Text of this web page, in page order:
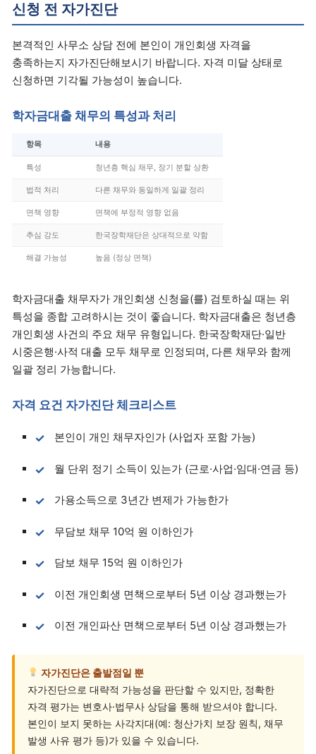
신청 전 자가진단
본격적인 사무소 상담 전에 본인이 개인회생 자격을
충족하는지 자가진단해보시기 바랍니다. 자격 미달 상태로
신청하면 기각될 가능성이 높습니다.
학자금대출 채무의 특성과 처리
항목 내용
특성 청년층 핵심 채무, 장기 분할 상환
법적 처리 다른 채무와 동일하게 일괄 정리
면책 영향 면책에 부정적 영향 없음
추심 강도 한국장학재단은 상대적으로 약함
해결 가능성 높음 (정상 면책)
학자금대출 채무자가 개인회생 신청을(를) 검토하실 때는 위
특성을 종합 고려하시는 것이 좋습니다. 학자금대출은 청년층
개인회생 사건의 주요 채무 유형입니다. 한국장학재단·일반
시중은행·사적 대출 모두 채무로 인정되며, 다른 채무와 함께
일괄 정리 가능합니다.
자격 요건 자가진단 체크리스트
본인이 개인 채무자인가 (사업자 포함 가능)
월 단위 정기 소득이 있는가 (근로·사업·임대·연금 등)
가용소득으로 3년간 변제가 가능한가
무담보 채무 10억 원 이하인가
담보 채무 15억 원 이하인가
이전 개인회생 면책으로부터 5년 이상 경과했는가
이전 개인파산 면책으로부터 5년 이상 경과했는가
자가진단은 출발점일 뿐
자가진단으로 대략적 가능성을 판단할 수 있지만, 정확한
자격 평가는 변호사·법무사 상담을 통해 받으셔야 합니다.
본인이 보지 못하는 사각지대(예: 청산가치 보장 원칙, 채무
발생 사유 평가 등)가 있을 수 있습니다.